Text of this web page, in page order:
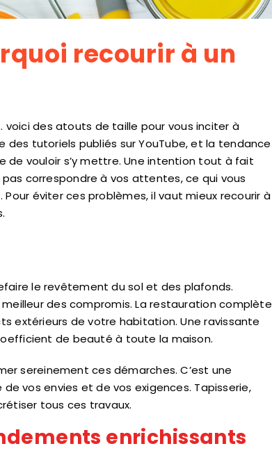
recourir à un
des atouts de taille pour vous inciter à
des tutoriels publiés sur YouTube, et la tendance
de vouloir s’y mettre. Une intention tout à fait
correspondre à vos attentes, ce qui vous
éviter ces problèmes, il vaut mieux recourir à
le revêtement du sol et des plafonds.
des compromis. La restauration complète
extérieurs de votre habitation. Une ravissante
de beauté à toute la maison.
sereinement ces démarches. C’est une
vos envies et de vos exigences. Tapisserie,
tous ces travaux.
enrichissants